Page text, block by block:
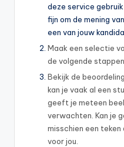
deze service
fijn om de mening
een van jouw
Maak een selectie
de volgende
Bekijk de
kan je vaak al een
geeft je meteen
verwachten. Kan je
misschien een
voor jou.